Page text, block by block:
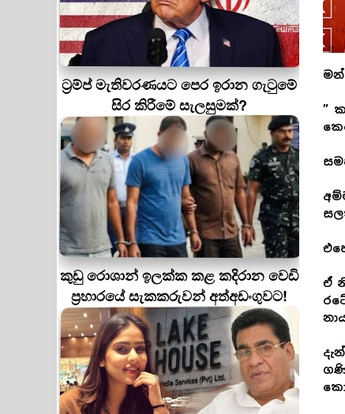
ට්‍රම්ප් මැතිවරණයට පෙර ඉරාන ගැටුමේ
සිර කිරීමේ සැලසුමක්?
කුඩු රොශාන් ඉලක්ක කළ කදිරාන වෙඩි
ප්‍රහාරයේ සැකකරුවන් අත්අඩංගුවට!
”
ඒ